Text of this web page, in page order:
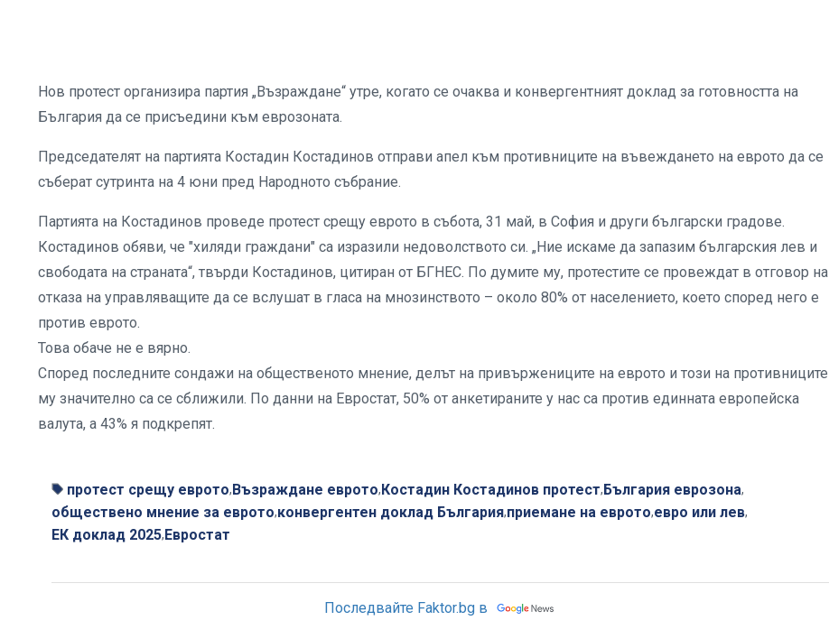
Нов протест организира партия „Възраждане“ утре, когато се очаква и конвергентният доклад за готовността на
България да се присъедини към еврозоната.
Председателят на партията Костадин Костадинов отправи апел към противниците на въвеждането на еврото да се
съберат сутринта на 4 юни пред Народното събрание.
Партията на Костадинов проведе протест срещу еврото в събота, 31 май, в София и други български градове.
Костадинов обяви, че "хиляди граждани" са изразили недоволството си. „Ние искаме да запазим българския лев и
свободата на страната“, твърди Костадинов, цитиран от БГНЕС. По думите му, протестите се провеждат в отговор на
отказа на управляващите да се вслушат в гласа на мнозинството – около 80% от населението, което според него е
против еврото.
Това обаче не е вярно.
Според последните сондажи на общественото мнение, делът на привържениците на еврото и този на противниците
му значително са се сближили. По данни на Евростат, 50% от анкетираните у нас са против единната европейска
валута, а 43% я подкрепят.
протест срещу еврото,Възраждане еврото,Костадин Костадинов протест,България еврозона,
обществено мнение за еврото,конвергентен доклад България,приемане на еврото,евро или лев,
ЕК доклад 2025,Евростат
Последвайте Faktor.bg в